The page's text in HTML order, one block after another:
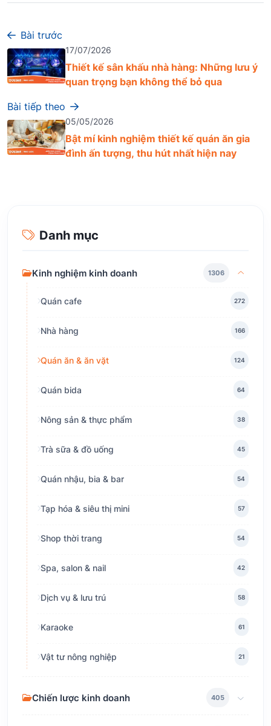
Bài trước
17/07/2026
Thiết kế sân khấu nhà hàng: Những lưu ý
quan trọng bạn không thể bỏ qua
Bài tiếp theo
05/05/2026
Bật mí kinh nghiệm thiết kế quán ăn gia
đình ấn tượng, thu hút nhất hiện nay
Danh mục
Kinh nghiệm kinh doanh 1306
Quán cafe 272
Nhà hàng 166
Quán ăn & ăn vặt 124
Quán bida 64
Nông sản & thực phẩm 38
Trà sữa & đồ uống 45
Quán nhậu, bia & bar 54
Tạp hóa & siêu thị mini 57
Shop thời trang 54
Spa, salon & nail 42
Dịch vụ & lưu trú 58
Karaoke 61
Vật tư nông nghiệp 21
Chiến lược kinh doanh 405